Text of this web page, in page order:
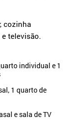
cozinha
televisão.
individual e 1
1 quarto de
e sala de TV